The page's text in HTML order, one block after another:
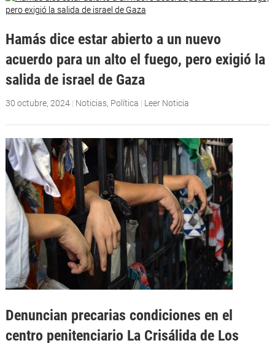
Hamás dice estar abierto a un nuevo
acuerdo para un alto el fuego, pero exigió la
salida de israel de Gaza
30 octubre, 2024| Noticias, Política | Leer Noticia
Denuncian precarias condiciones en el
centro penitenciario La Crisálida de Los